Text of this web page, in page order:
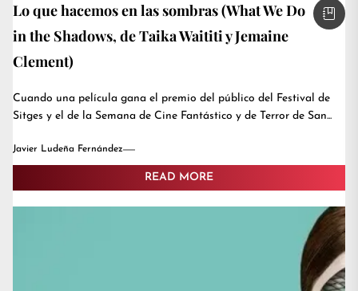
Lo que hacemos en las sombras (What We Do
in the Shadows, de Taika Waititi y Jemaine
Clement)
Cuando una película gana el premio del público del Festival de
Sitges y el de la Semana de Cine Fantástico y de Terror de San...
Javier Ludeña Fernández
READ MORE